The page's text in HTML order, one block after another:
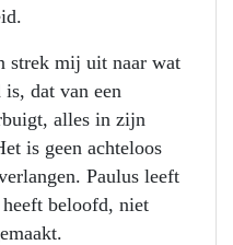
strek mij uit naar wat
dat van een
alles in zijn
is geen achteloos
Paulus leeft
beloofd, niet